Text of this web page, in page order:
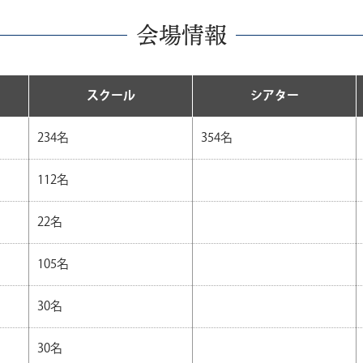
会場情報
スクール シアター
234名 354名
112名
22名
105名
30名
30名